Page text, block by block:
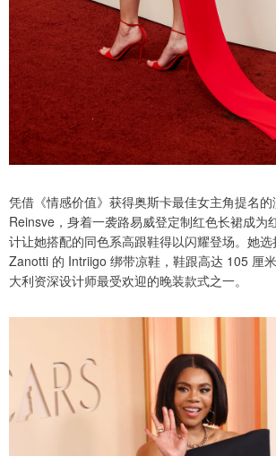
凭借《情感价值》获得奥斯卡最佳女主角提名
Reinsve，身着一袭路易威登定制红色长裙成为
计让她搭配的同色系高跟鞋得以闪耀登场。她
Zanotti 的 Intriigo 绑带凉鞋，鞋跟高达 105 厘
大利资深设计师最受欢迎的晚装款式之一。